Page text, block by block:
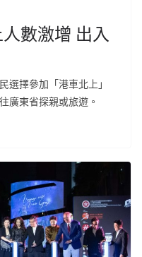
數激增 出入
選擇參加「港車北上」
廣東省探親或旅遊。